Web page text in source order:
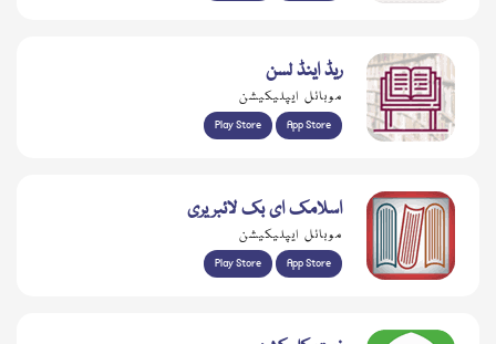
ریڈ اینڈ لسن
موبائل ایپلیکیشن
Play Store App Store
اسلامک ای بک لائبریری
موبائل ایپلیکیشن
Play Store App Store